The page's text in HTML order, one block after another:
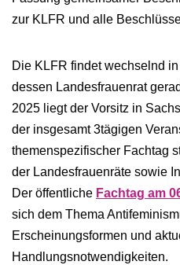
zur KLFR und alle
Die KLFR findet wechselnd
dessen Landesfrauenrat
2025 liegt der Vorsitz in
der insgesamt 3tägigen
themenspezifischer Fachtag
der Landesfrauenräte sowie
Der öffentliche Fachtag am
sich dem Thema
Erscheinungsformen und
Handlungsnotwendigkeiten.